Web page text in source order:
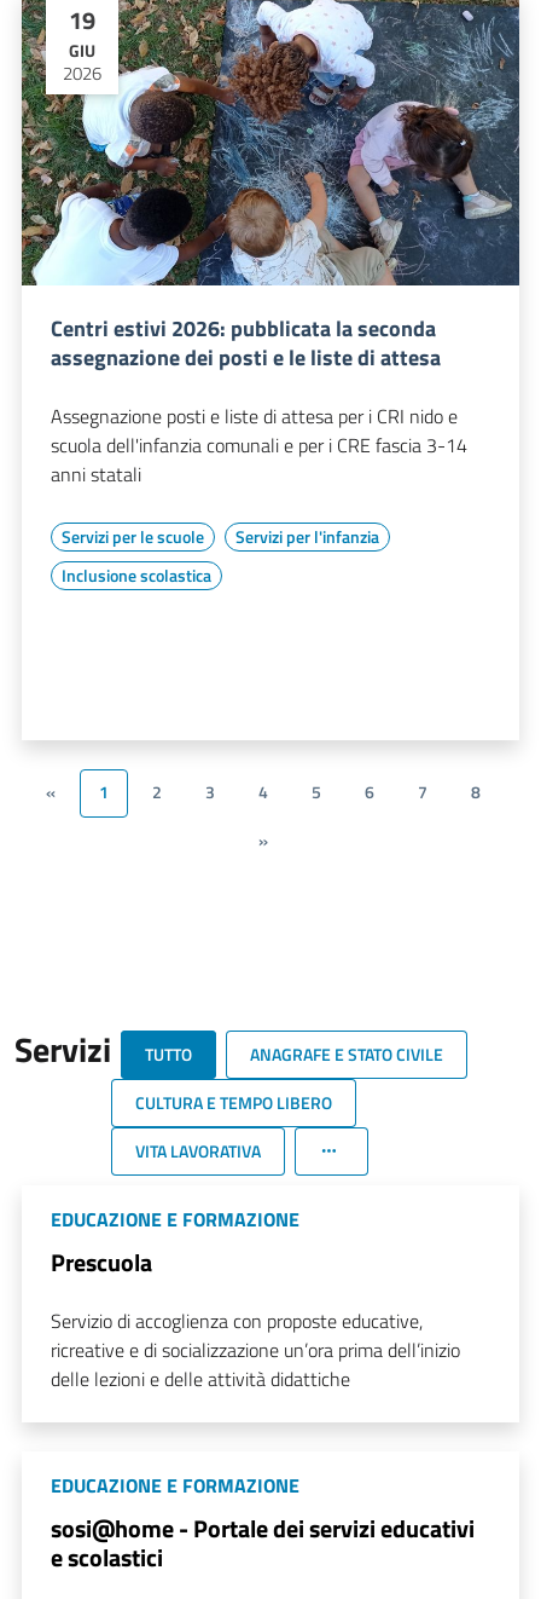
19
GIU
2026
Centri estivi 2026: pubblicata la seconda
assegnazione dei posti e le liste di attesa
Assegnazione posti e liste di attesa per i CRI nido e
scuola dell'infanzia comunali e per i CRE fascia 3-14
anni statali
Servizi per le scuole
Servizi per l'infanzia
Inclusione scolastica
« 1 2 3 4 5 6 7
8
»
Servizi TUTTO
ANAGRAFE E STATO CIVILE
CULTURA E TEMPO LIBERO
VITA LAVORATIVA
EDUCAZIONE E FORMAZIONE
Prescuola
Servizio di accoglienza con proposte educative,
ricreative e di socializzazione un’ora prima dell’inizio
delle lezioni e delle attività didattiche
EDUCAZIONE E FORMAZIONE
sosi@home - Portale dei servizi educativi
e scolastici